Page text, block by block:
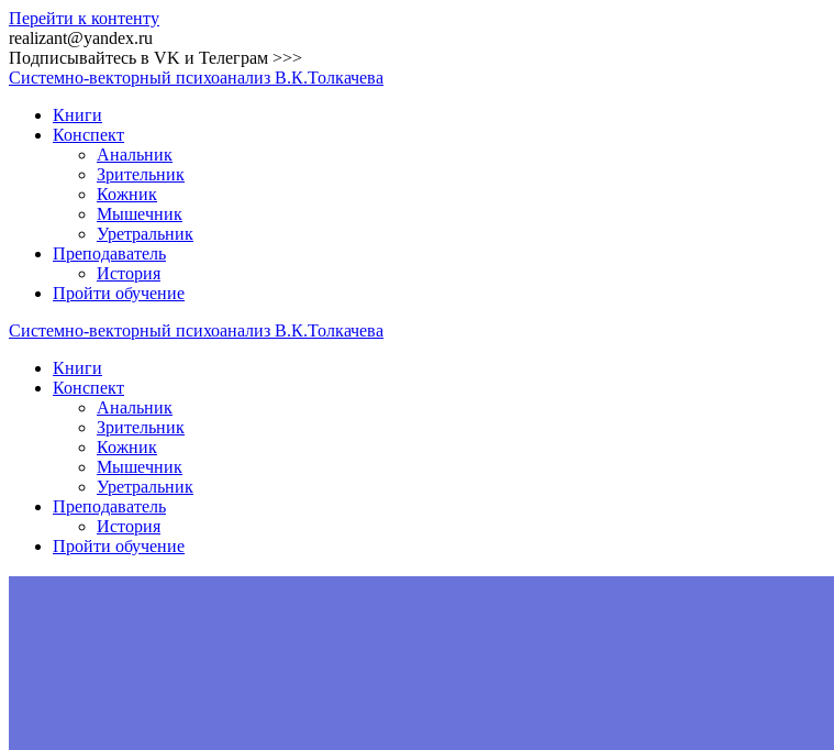
Перейти к контенту
realizant@yandex.ru
Подписывайтесь в VK и Телеграм >>>
Системно-векторный психоанализ В.К.Толкачева
Книги
Конспект
Анальник
Зрительник
Кожник
Мышечник
Уретральник
Преподаватель
История
Пройти обучение
Системно-векторный психоанализ В.К.Толкачева
Книги
Конспект
Анальник
Зрительник
Кожник
Мышечник
Уретральник
Преподаватель
История
Пройти обучение